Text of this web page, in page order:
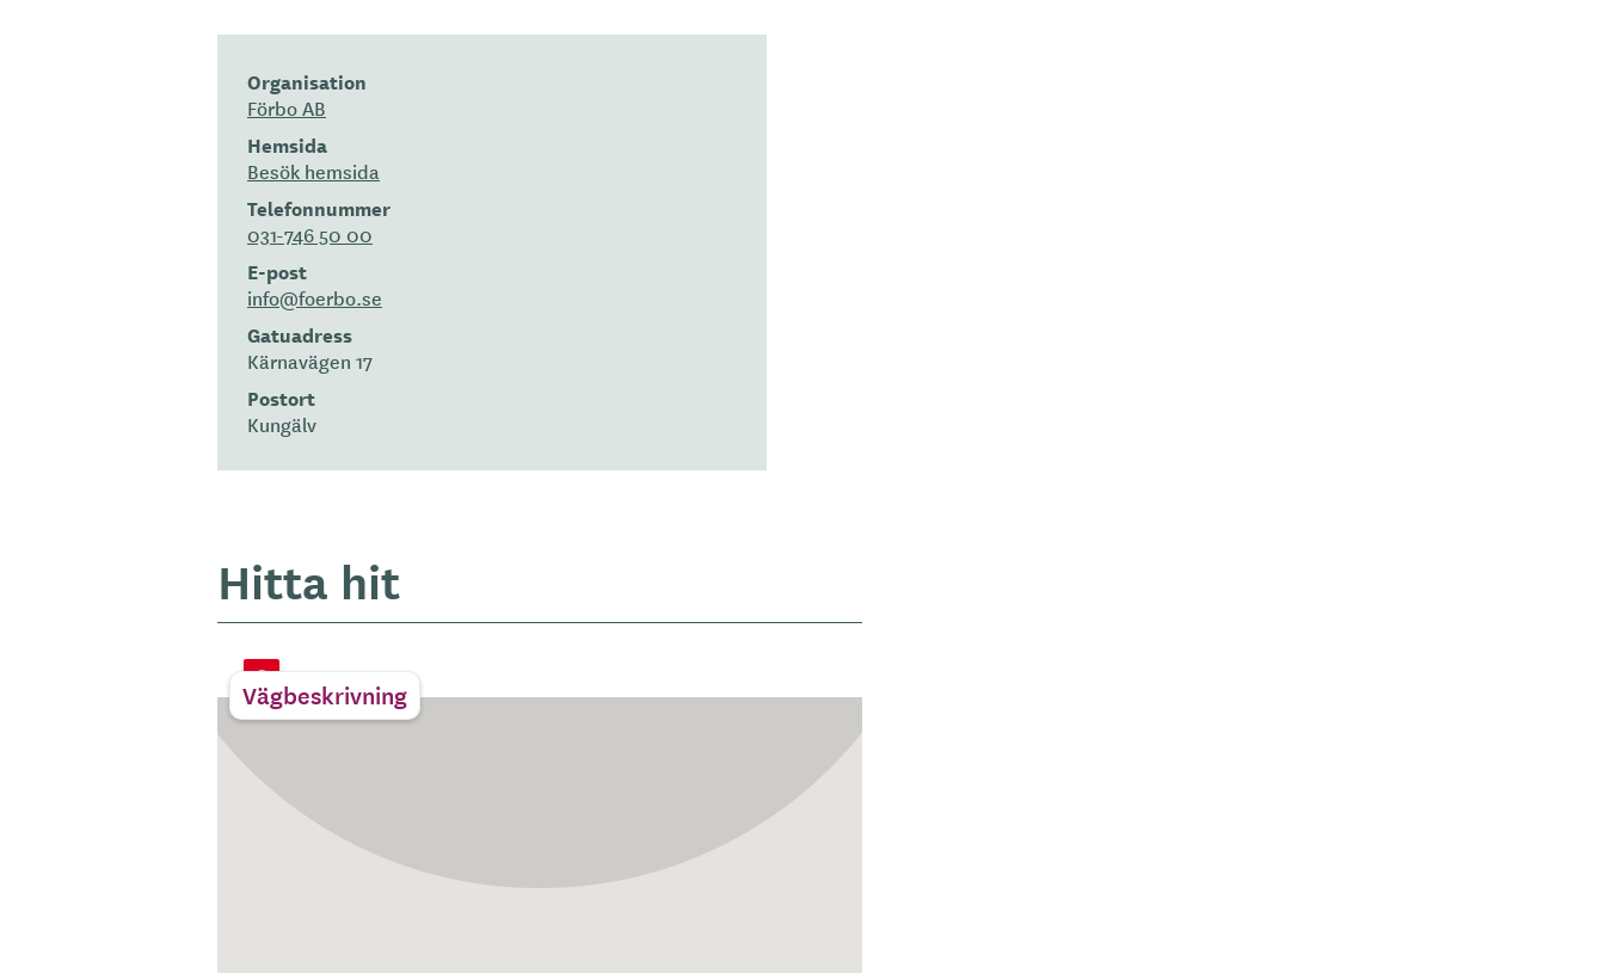
Organisation
Förbo AB
Hemsida
Besök hemsida
Telefonnummer
031-746 50 00
E-post
info@foerbo.se
Gatuadress
Kärnavägen 17
Postort
Kungälv
Hitta hit
Vägbeskrivning